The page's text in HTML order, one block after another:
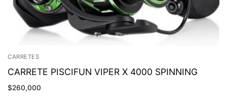
CARRETES
CARRETE PISCIFUN VIPER X 4000 SPINNING
$260,000